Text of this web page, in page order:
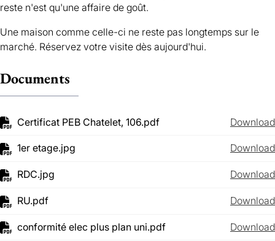
reste n'est qu'une affaire de goût.
Une maison comme celle-ci ne reste pas longtemps sur le
marché. Réservez votre visite dès aujourd'hui.
Documents
Certificat PEB Chatelet, 106.pdf Download
1er etage.jpg Download
RDC.jpg Download
RU.pdf Download
conformité elec plus plan uni.pdf Download